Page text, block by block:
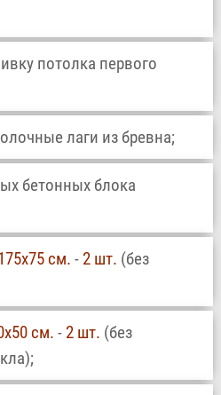
потолка первого
лаги из бревна;
бетонных блока
см. - 2 шт. (без
см. - 2 шт. (без